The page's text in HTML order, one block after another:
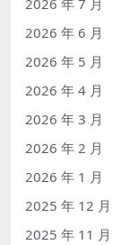
2026 年 7 月
2026 年 6 月
2026 年 5 月
2026 年 4 月
2026 年 3 月
2026 年 2 月
2026 年 1 月
2025 年 12 月
2025 年 11 月